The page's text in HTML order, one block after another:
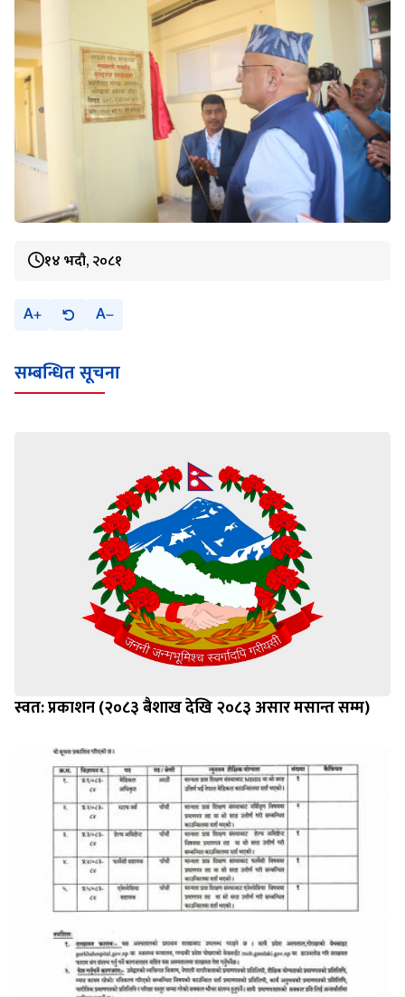
१४ भदौ, २०८१
A A
सम्बन्धित सूचना
स्वत: प्रकाशन (२०८३ बैशाख देखि २०८३ असार मसान्त सम्म)